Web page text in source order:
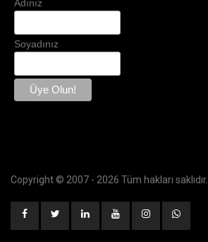
Adınız
Soyadınız
Copyright © 2007 - 2026 Tüm hakları saklıdır.